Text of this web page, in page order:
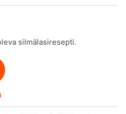
silmälasiresepti.